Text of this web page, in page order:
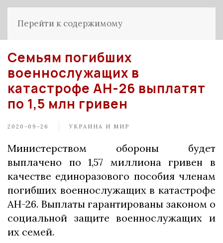
Перейти к содержимому
Семьям погибших
военнослужащих в
катастрофе АН-26 выплатят
по 1,5 млн гривен
2020-09-26 УКРАИНА И МИР
Министерством обороны будет
выплачено по 1,57 миллиона гривен в
качестве единоразового пособия членам
погибших военнослужащих в катастрофе
АН-26. Выплаты гарантированы законом о
социальной защите военнослужащих и
их семей.